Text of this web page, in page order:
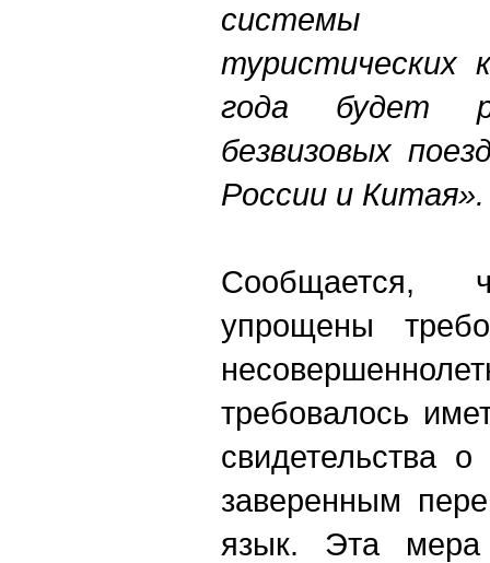
системы
туристических
года будет
безвизовых
России и Китая».
Сообщается,
упрощены
требовалось
свидетельства
заверенным
язык. Эта